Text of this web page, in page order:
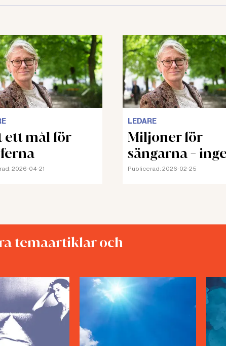
ett mål för
2026-04-21
LEDARE
Miljoner för
sängarna -
bra beslut
Publicerad: 2026-02-25
temaartiklar och